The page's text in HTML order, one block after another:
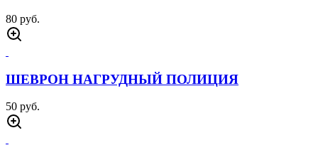
80 руб.
ШЕВРОН НАГРУДНЫЙ ПОЛИЦИЯ
50 руб.